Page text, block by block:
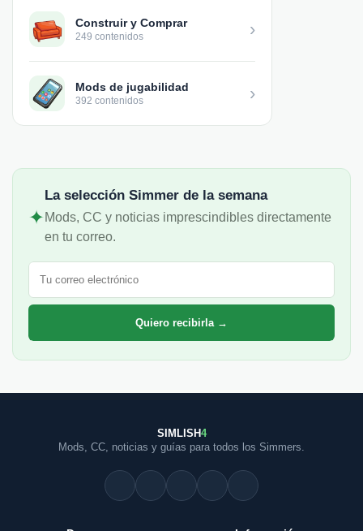
Construir y Comprar
249 contenidos ›
Mods de jugabilidad
392 contenidos ›
✦
La selección Simmer de la semana
Mods, CC y noticias imprescindibles directamente
en tu correo.
Correo electrónico
Quiero recibirla →
SIMLISH4
Mods, CC, noticias y guías para todos los Simmers.